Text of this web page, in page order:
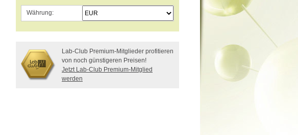
Währung:
Lab-Club Premium-Mitglieder profitieren
von noch günstigeren Preisen!
Jetzt Lab-Club Premium-Mitglied
werden